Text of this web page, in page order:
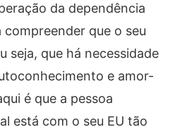
da dependência
compreender que o seu
seja, que há necessidade
e amor-
é que a pessoa
está com o seu EU tão